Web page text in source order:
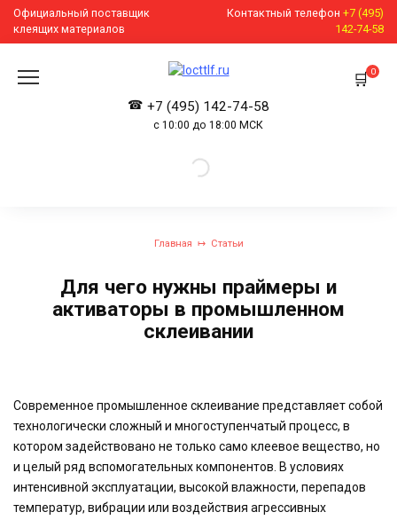
Перейти
содержанию
Официальный поставщик
клеящих материалов
Контактный телефон +7 (495)
142-74-58
+7 (495) 142-74-58
с 10:00 до 18:00 МСК
0
Главная Статьи
Для чего нужны праймеры и
активаторы в промышленном
склеивании
Современное промышленное склеивание представляет собой
технологически сложный и многоступенчатый процесс, в
котором задействовано не только само клеевое вещество, но
и целый ряд вспомогательных компонентов. В условиях
интенсивной эксплуатации, высокой влажности, перепадов
температур, вибрации или воздействия агрессивных